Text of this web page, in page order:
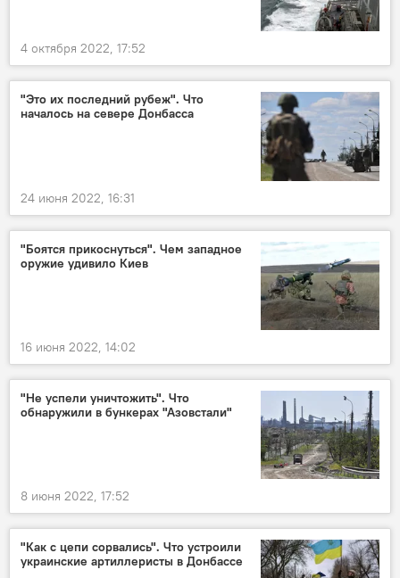
4 октября 2022, 17:52
"Это их последний рубеж". Что
началось на севере Донбасса
24 июня 2022, 16:31
"Боятся прикоснуться". Чем западное
оружие удивило Киев
16 июня 2022, 14:02
"Не успели уничтожить". Что
обнаружили в бункерах "Азовстали"
8 июня 2022, 17:52
"Как с цепи сорвались". Что устроили
украинские артиллеристы в Донбассе